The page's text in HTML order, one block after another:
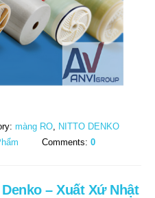
màng RO NITTO DENKO
Comments: 0
– Xuất Xứ Nhật